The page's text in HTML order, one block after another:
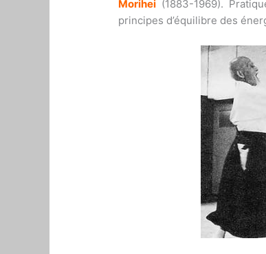
Morihei (1883-1969).
principes d’équilibre des